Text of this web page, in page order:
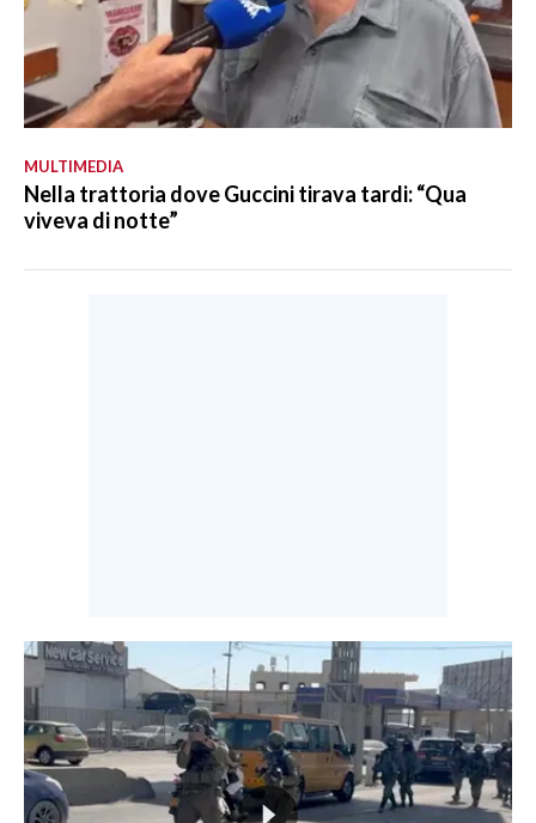
MULTIMEDIA
Nella trattoria dove Guccini tirava tardi: “Qua
viveva di notte”